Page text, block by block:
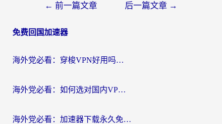
导
← 前一篇文章 后一篇文章 →
免费回国加速器
海外党必看：穿梭VPN好用吗？和云帆VPN对比哪个回国效果更好？附真实测评+避坑指南
海外党必看：如何选对国内VPN，实现无缝访问国内资源？
海外党必看：加速器下载永久免费版真的存在吗？教你无缝访问国内资源的正确姿势